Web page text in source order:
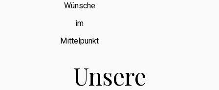
Wünsche
im
Mittelpunkt
Unsere